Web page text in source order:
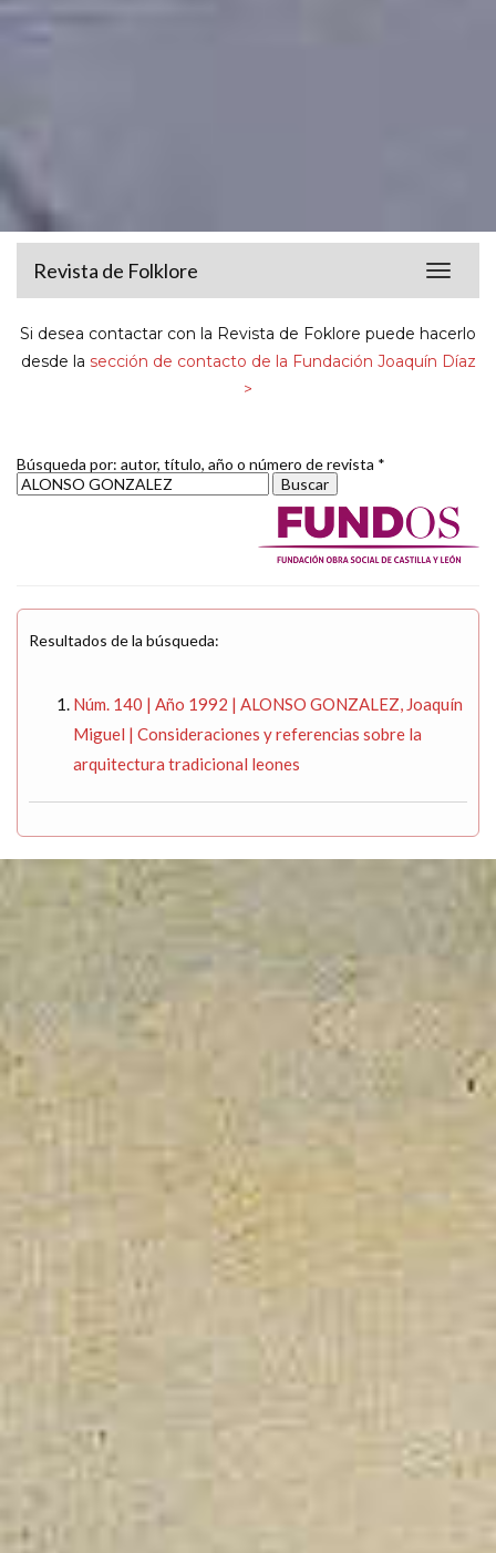
Toggle
Revista de Folklore
Si desea contactar con la Revista de Foklore puede hacerlo
desde la sección de contacto de la Fundación Joaquín Díaz
>
Búsqueda por: autor, título, año o número de revista *
Resultados de la búsqueda:
Núm. 140 | Año 1992 | ALONSO GONZALEZ, Joaquín
Miguel | Consideraciones y referencias sobre la
arquitectura tradicional leones